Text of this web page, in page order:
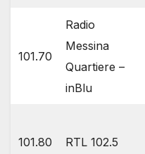
101.70
Radio
Messina
Quartiere –
inBlu
101.80 RTL 102.5